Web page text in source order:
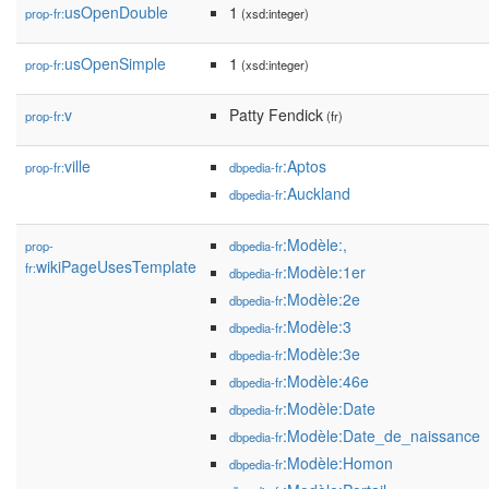
prop-fr:usOpenDouble 1 (xsd:integer)
prop-fr:usOpenSimple 1 (xsd:integer)
prop-fr:v Patty Fendick(fr)
prop-fr:ville dbpedia-fr:Aptos
dbpedia-fr:Auckland
prop-
fr:wikiPageUsesTemplate
dbpedia-fr:Modèle:,
dbpedia-fr:Modèle:1er
dbpedia-fr:Modèle:2e
dbpedia-fr:Modèle:3
dbpedia-fr:Modèle:3e
dbpedia-fr:Modèle:46e
dbpedia-fr:Modèle:Date
dbpedia-fr:Modèle:Date_de_naissance
dbpedia-fr:Modèle:Homon